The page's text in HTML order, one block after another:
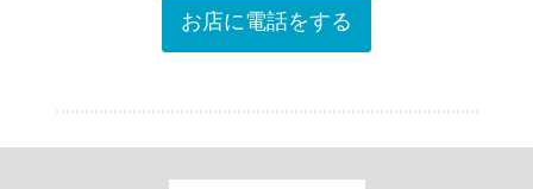
お店に電話をする